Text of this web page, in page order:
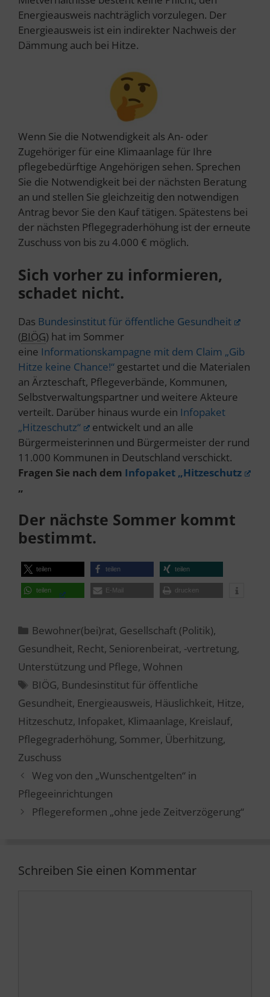
Energieausweis nachträglich vorzulegen. Der
Energieausweis ist ein indirekter Nachweis der
Dämmung auch bei Hitze.
Wenn Sie die Notwendigkeit als An- oder
Zugehöriger für eine Klimaanlage für Ihre
pflegebedürftige Angehörigen sehen. Sprechen
Sie die Notwendigkeit bei der nächsten Beratung
an und stellen Sie gleichzeitig den notwendigen
Antrag bevor Sie den Kauf tätigen. Spätestens bei
der nächsten Pflegegraderhöhung ist der erneute
Zuschuss von bis zu 4.000 € möglich.
Sich vorher zu informieren,
schadet nicht.
Das Bundesinstitut für öffentliche Gesundheit
(BIÖG) hat im Sommer
eine Informationskampagne mit dem Claim „Gib
Hitze keine Chance!“ gestartet und die Materialen
an Ärzteschaft, Pflegeverbände, Kommunen,
Selbstverwaltungspartner und weitere Akteure
verteilt. Darüber hinaus wurde ein Infopaket
„Hitzeschutz“
entwickelt und an alle
Bürgermeisterinnen und Bürgermeister der rund
11.000 Kommunen in Deutschland verschickt.
Fragen Sie nach dem Infopaket „Hitzeschutz
„
Der nächste Sommer kommt
bestimmt.
teilen teilen teilen
teilen E-Mail drucken
Kategorien
Bewohner(bei)rat, Gesellschaft (Politik),
Gesundheit, Recht, Seniorenbeirat, -vertretung,
Unterstützung und Pflege, Wohnen
Schlagwörter
BIÖG, Bundesinstitut für öffentliche
Gesundheit, Energieausweis, Häuslichkeit, Hitze,
Hitzeschutz, Infopaket, Klimaanlage, Kreislauf,
Pflegegraderhöhung, Sommer, Überhitzung,
Zuschuss
Weg von den „Wunschentgelten“ in
Pflegeeinrichtungen
Pflegereformen „ohne jede Zeitverzögerung“
Schreiben Sie einen Kommentar